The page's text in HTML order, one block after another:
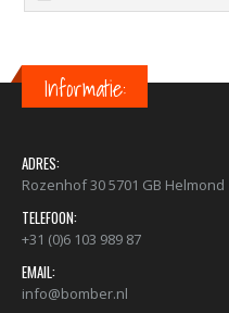
Informatie:
ADRES:
Rozenhof 30 5701 GB Helmond
TELEFOON:
+31 (0)6 103 989 87
EMAIL:
info@bomber.nl